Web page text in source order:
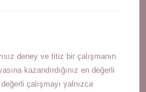
deney ve titiz bir çalışmanın
kazandırdığınız en değerli
çalışmayı yalnızca